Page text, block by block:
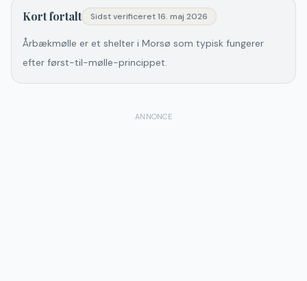
Kort fortalt Sidst verificeret16. maj 2026
Årbækmølle er et shelter i Morsø som typisk fungerer
efter først-til-mølle-princippet.
ANNONCE